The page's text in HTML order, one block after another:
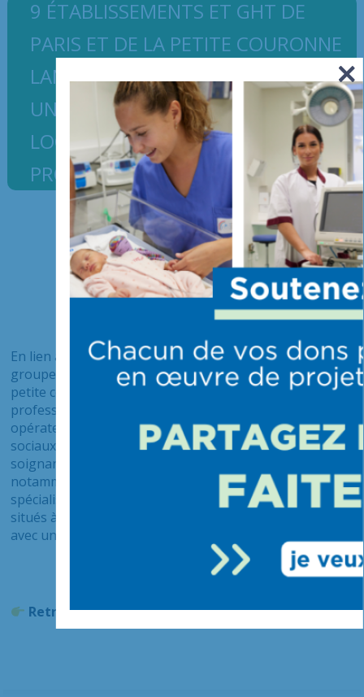
9 ÉTABLISSEMENTS ET GHT DE
PARIS ET DE LA PETITE COURONNE
LANCENT UN A.M.I POUR PROPOSER
UNE NOUVELLE OFFRE DE
LOGEMENTS À LEURS
PROFESSIONNELS
En lien avec l’ARS Île-de-France, 9 établissements et
groupements hospitaliers de territoire de Paris et de la
petite couronne, regroupant plus de 34 000
professionnels, lancent une consultation auprès des
opérateurs du logement francilien (dont les bailleurs
sociaux) visant à faciliter leur accès au logement. Les
soignants exerçant des métiers « en tension »,
notamment les infirmier.ères et infirmier.ères
spécialisé.es, pourront ainsi bénéficier de logements
situés à proximité de leur établissement hospitalier,
avec un loyer attractif.
Retrouvez notre communiqué de presseici.